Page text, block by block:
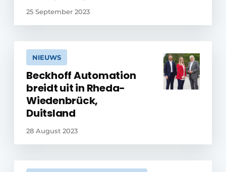
25 September 2023
NIEUWS
Beckhoff Automation
breidt uit in Rheda-
Wiedenbrück,
Duitsland
28 August 2023